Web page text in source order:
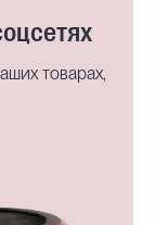
товарах,